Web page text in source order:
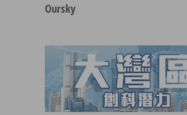
Oursky